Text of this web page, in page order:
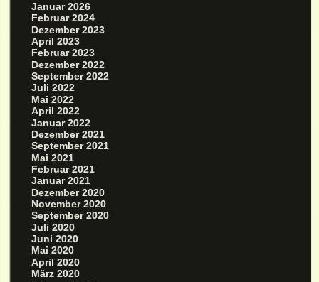
Januar 2026
Februar 2024
Dezember 2023
April 2023
Februar 2023
Dezember 2022
September 2022
Juli 2022
Mai 2022
April 2022
Januar 2022
Dezember 2021
September 2021
Mai 2021
Februar 2021
Januar 2021
Dezember 2020
November 2020
September 2020
Juli 2020
Juni 2020
Mai 2020
April 2020
März 2020